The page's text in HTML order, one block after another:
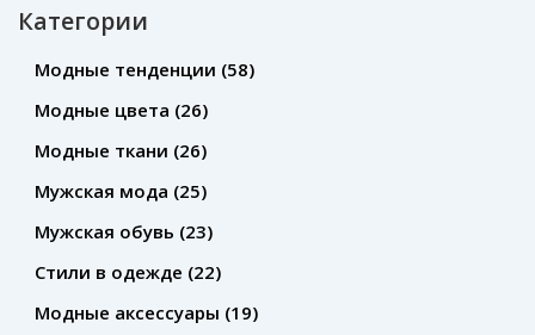
Категории
Модные тенденции (58)
Модные цвета (26)
Модные ткани (26)
Мужская мода (25)
Мужская обувь (23)
Стили в одежде (22)
Модные аксессуары (19)